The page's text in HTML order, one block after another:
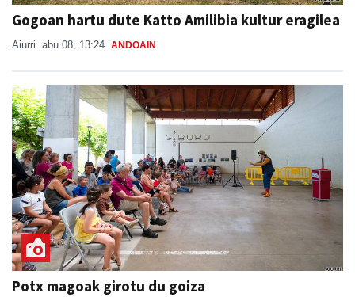
Gogoan hartu dute Katto Amilibia kultur eragilea
Aiurri abu 08, 13:24 ANDOAIN
Potx magoak girotu du goiza